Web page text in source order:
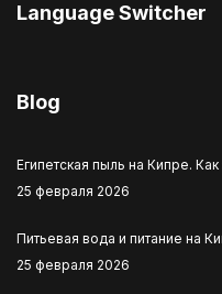
Language Switcher
Blog
Египетская пыль на Кипре.
25 февраля 2026
Питьевая вода и питание на
25 февраля 2026